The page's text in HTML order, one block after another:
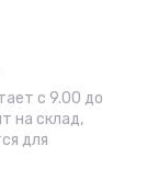
с 9.00 до
на склад,
для